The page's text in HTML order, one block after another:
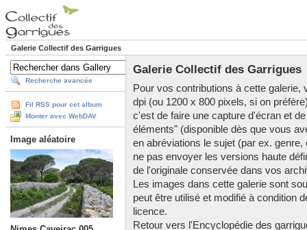
Galerie Collectif des Garrigues
Recherche avancée
Fil RSS pour cet album
Monter avec WebDAV
Image aléatoire
Galerie Collectif des Garrigues
Pour vos contributions à cette
dpi (ou 1200 x 800 pixels, si on
c'est de faire une capture d'écran et
éléments" (disponible dès que vous
en abréviations le sujet (par ex.
ne pas envoyer les versions haute
de l'originale conservée dans vos
Les images dans cette galerie sont
peut être utilisé et modifié à condition
licence.
Retour vers l'Encyclopédie des